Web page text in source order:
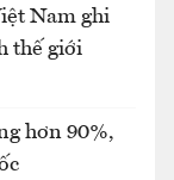
Nam ghi
thế giới
hơn 90%,